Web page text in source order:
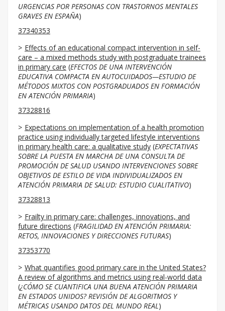
URGENCIAS POR PERSONAS CON TRASTORNOS MENTALES
GRAVES EN ESPAÑA)
37340353
Effects of an educational compact intervention in self-
care – a mixed methods study with postgraduate trainees
in primary care (EFECTOS DE UNA INTERVENCIÓN
EDUCATIVA COMPACTA EN AUTOCUIDADOS—ESTUDIO DE
MÉTODOS MIXTOS CON POSTGRADUADOS EN FORMACIÓN
EN ATENCIÓN PRIMARIA)
37328816
Expectations on implementation of a health promotion
practice using individually targeted lifestyle interventions
in primary health care: a qualitative study (EXPECTATIVAS
SOBRE LA PUESTA EN MARCHA DE UNA CONSULTA DE
PROMOCIÓN DE SALUD USANDO INTERVENCIONES SOBRE
OBJETIVOS DE ESTILO DE VIDA INDIVIDUALIZADOS EN
ATENCIÓN PRIMARIA DE SALUD: ESTUDIO CUALITATIVO)
37328813
Frailty in primary care: challenges, innovations, and
future directions (FRAGILIDAD EN ATENCIÓN PRIMARIA:
RETOS, INNOVACIONES Y DIRECCIONES FUTURAS)
37353770
What quantifies good primary care in the United States?
A review of algorithms and metrics using real-world data
(¿CÓMO SE CUANTIFICA UNA BUENA ATENCIÓN PRIMARIA
EN ESTADOS UNIDOS? REVISIÓN DE ALGORITMOS Y
MÉTRICAS USANDO DATOS DEL MUNDO REAL)